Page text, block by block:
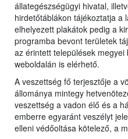
állategészségügyi hivatal,
hirdetőtáblákon tájékoztatja a
elhelyezett plakátok pedig a
programba bevont területek
az érintett települések megyei
weboldalán is elérhető.
A veszettség fő terjesztője a
állománya mintegy
veszettség a vadon élő és a
emberre egyaránt veszélyt
elleni védőoltása kötelező, a